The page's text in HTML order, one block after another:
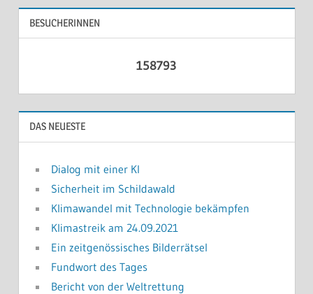
BESUCHERINNEN
158793
DAS NEUESTE
Dialog mit einer KI
Sicherheit im Schildawald
Klimawandel mit Technologie bekämpfen
Klimastreik am 24.09.2021
Ein zeitgenössisches Bilderrätsel
Fundwort des Tages
Bericht von der Weltrettung